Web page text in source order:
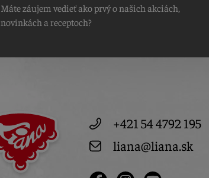
Máte záujem vedieť ako prvý o našich akciách,
novinkách a receptoch?
+421 54 4792 195
liana@liana.sk